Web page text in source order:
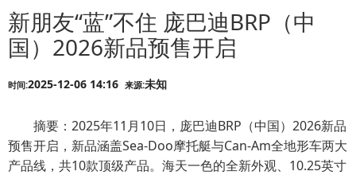
新朋友“蓝”不住 庞巴迪BRP（中
国）2026新品预售开启
时间:2025-12-06 14:16 来源:未知
摘要：2025年11月10日，庞巴迪BRP（中国）2026新品
预售开启，新品涵盖Sea-Doo摩托艇与Can-Am全地形车两大
产品线，共10款顶级产品。海天一色的全新外观、10.25英寸